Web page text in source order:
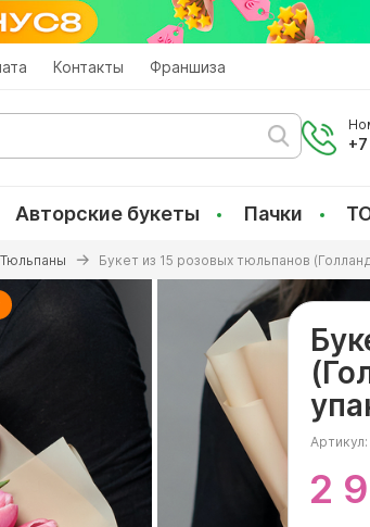
Контакты Франшиза
Авторские букеты Пачки
Тюльпаны Букет из 15 розовых тюльпанов
Артикул:
2